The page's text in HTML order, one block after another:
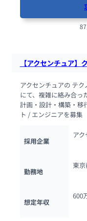
【アクセンチュア
アクセンチュアの テク
にて、複雑に絡み合っ
計画・設計・構築・移
ト / エンジニアを募集
採用企業
ア
勤務地
東
想定年収
600